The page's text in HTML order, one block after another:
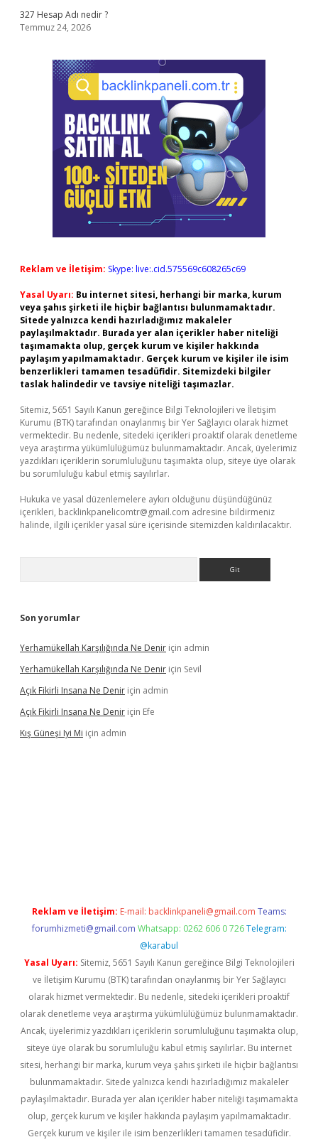
327 Hesap Adı nedir ?
Temmuz 24, 2026
Reklam ve İletişim: Skype: live:.cid.575569c608265c69
Yasal Uyarı: Bu internet sitesi, herhangi bir marka, kurum
veya şahıs şirketi ile hiçbir bağlantısı bulunmamaktadır.
Sitede yalnızca kendi hazırladığımız makaleler
paylaşılmaktadır. Burada yer alan içerikler haber niteliği
taşımamakta olup, gerçek kurum ve kişiler hakkında
paylaşım yapılmamaktadır. Gerçek kurum ve kişiler ile isim
benzerlikleri tamamen tesadüfidir. Sitemizdeki bilgiler
taslak halindedir ve tavsiye niteliği taşımazlar.
Sitemiz, 5651 Sayılı Kanun gereğince Bilgi Teknolojileri ve İletişim
Kurumu (BTK) tarafından onaylanmış bir Yer Sağlayıcı olarak hizmet
vermektedir. Bu nedenle, sitedeki içerikleri proaktif olarak denetleme
veya araştırma yükümlülüğümüz bulunmamaktadır. Ancak, üyelerimiz
yazdıkları içeriklerin sorumluluğunu taşımakta olup, siteye üye olarak
bu sorumluluğu kabul etmiş sayılırlar.
Hukuka ve yasal düzenlemelere aykırı olduğunu düşündüğünüz
içerikleri, backlinkpanelicomtr@gmail.com adresine bildirmeniz
halinde, ilgili içerikler yasal süre içerisinde sitemizden kaldırılacaktır.
Son yorumlar
Yerhamükellah Karşılığında Ne Denir için admin
Yerhamükellah Karşılığında Ne Denir için Sevil
Açık Fikirli Insana Ne Denir için admin
Açık Fikirli Insana Ne Denir için Efe
Kış Güneşi Iyi Mi için admin
Reklam ve İletişim: E-mail: backlinkpaneli@gmail.com Teams:
forumhizmeti@gmail.com Whatsapp: 0262 606 0 726 Telegram:
@karabul
Yasal Uyarı: Sitemiz, 5651 Sayılı Kanun gereğince Bilgi Teknolojileri
ve İletişim Kurumu (BTK) tarafından onaylanmış bir Yer Sağlayıcı
olarak hizmet vermektedir. Bu nedenle, sitedeki içerikleri proaktif
olarak denetleme veya araştırma yükümlülüğümüz bulunmamaktadır.
Ancak, üyelerimiz yazdıkları içeriklerin sorumluluğunu taşımakta olup,
siteye üye olarak bu sorumluluğu kabul etmiş sayılırlar. Bu internet
sitesi, herhangi bir marka, kurum veya şahıs şirketi ile hiçbir bağlantısı
bulunmamaktadır. Sitede yalnızca kendi hazırladığımız makaleler
paylaşılmaktadır. Burada yer alan içerikler haber niteliği taşımamakta
olup, gerçek kurum ve kişiler hakkında paylaşım yapılmamaktadır.
Gerçek kurum ve kişiler ile isim benzerlikleri tamamen tesadüfidir.